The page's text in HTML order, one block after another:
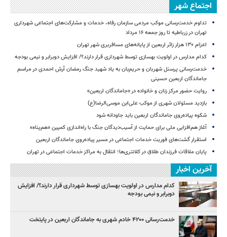
اجتماع شهر
تداوم خدمت‌رسانی موکب مردمی سازمان رفاه، خدمات و مشارکت‌های اجتماعی شهرداری
تهران در زرباطیه تا روز جمعه ۱۶ مرداد
اعزام ۱۳۰ هزار زائر اربعین از پایانه‌های مسافربری شهر تهران
کدام مدارس در اولویت بهسازی توسط شهرداری قرار دارند؟/ افزایش دوبرابر و نیمی بودجه
خدمت‌رسانی پرسنل شهربان و حریم‌بان به یاد شهید جنگ رمضان آرش احمدی در مراسم
جاماندگان اربعین حسینی
روایت حضور مرکز زنان و خانواده در «جاماندگان اربعین»
بازدید مسئولان شهری از موکب علی‌ابن موسی‌الرضا(ع)
شکوه پیاده‌روی جاماندگان اربعین باید جاودانه شود
آغاز هم‌افزایی ملی برای حمایت از آسیب‌دیدگان جنگ با راه‌اندازی کمپین «هم‌پناه»
استقرار گشت‌های فوریت خدمات اجتماعی در مسیر پیاده‌روی جاماندگان اربعین
پایان ملاقات فرزندان طلاق در کلانتری‌ها؛ انتقال به مراکز خدمات اجتماعی در تهران
آخرین اخبار
کدام مدارس در اولویت بهسازی توسط شهرداری قرار دارند؟/ افزایش
دوبرابر و نیمی بودجه
خدمت‌رسانی ۴۲۰۰ خادم شهری به جاماندگان اربعین در پایتخت